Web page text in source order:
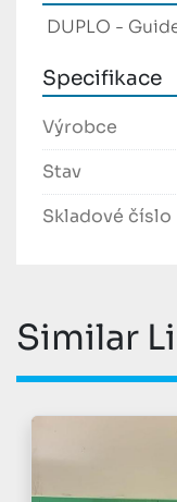
DUPLO -
Specifikace
Výrobce
Stav
Skladové číslo
Similar